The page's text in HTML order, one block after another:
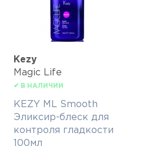
Kezy
Magic Life
✔ В НАЛИЧИИ
KEZY ML Smooth
Эликсир-блеск для
контроля гладкости
100мл